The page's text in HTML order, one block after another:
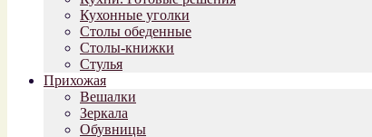
Кухонные уголки
Столы обеденные
Столы-книжки
Стулья
Прихожая
Вешалки
Зеркала
Обувницы